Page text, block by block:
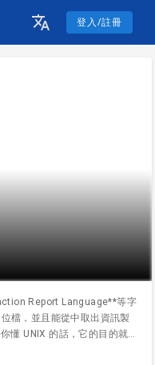
登入/註冊
Report Language**等字
檔，並且能從中取出資訊製
懂 UNIX 的話，它的目的就是